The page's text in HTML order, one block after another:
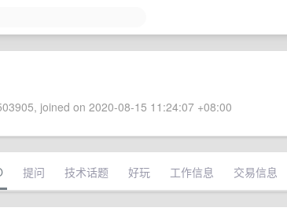
joined on 2020-08-15 11:24:07 +08:00
提问 技术话题 好玩 工作信息 交易信息